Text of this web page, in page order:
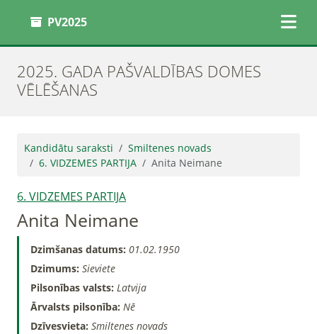
PV2025
2025. GADA PAŠVALDĪBAS DOMES
VĒLĒŠANAS
Kandidātu saraksti
Smiltenes novads
6. VIDZEMES PARTIJA
Anita Neimane
6. VIDZEMES PARTIJA
Anita Neimane
Dzimšanas datums: 01.02.1950
Dzimums: Sieviete
Pilsonības valsts: Latvija
Ārvalsts pilsonība: Nē
Dzīvesvieta: Smiltenes novads